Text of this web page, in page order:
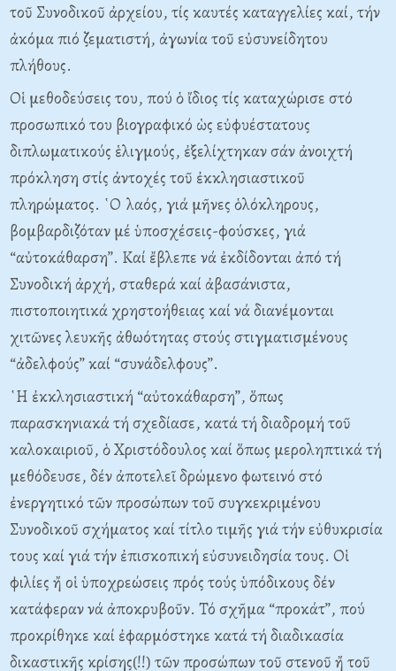
τοῦ Συνοδικοῦ ἀρχείου, τίς καυτές καταγγελίες καί, τήν
ἀκόμα πιό ζεματιστή, ἀγωνία τοῦ εὐσυνείδητου
πλήθους.
Οἱ μεθοδεύσεις του, πού ὁ ἴδιος τίς καταχώρισε στό
προσωπικό του βιογραφικό ὡς εὐφυέστατους
διπλωματικούς ἑλιγμούς, ἐξελίχτηκαν σάν ἀνοιχτή
πρόκληση στίς ἀντοχές τοῦ ἐκκλησιαστικοῦ
πληρώματος. ῾Ο λαός, γιά μῆνες ὁλόκληρους,
βομβαρδιζόταν μέ ὑποσχέσεις-φούσκες, γιά
“αὐτοκάθαρση”. Καί ἔβλεπε νά ἐκδίδονται ἀπό τή
Συνοδική ἀρχή, σταθερά καί ἀβασάνιστα,
πιστοποιητικά χρηστοήθειας καί νά διανέμονται
χιτῶνες λευκῆς ἀθωότητας στούς στιγματισμένους
“ἀδελφούς” καί “συνάδελφους”.
῾Η ἐκκλησιαστική “αὐτοκάθαρση”, ὅπως
παρασκηνιακά τή σχεδίασε, κατά τή διαδρομή τοῦ
καλοκαιριοῦ, ὁ Χριστόδουλος καί ὅπως μεροληπτικά τή
μεθόδευσε, δέν ἀποτελεῖ δρώμενο φωτεινό στό
ἐνεργητικό τῶν προσώπων τοῦ συγκεκριμένου
Συνοδικοῦ σχήματος καί τίτλο τιμῆς γιά τήν εὐθυκρισία
τους καί γιά τήν ἐπισκοπική εὐσυνειδησία τους. Οἱ
φιλίες ἤ οἱ ὑποχρεώσεις πρός τούς ὑπόδικους δέν
κατάφεραν νά ἀποκρυβοῦν. Τό σχῆμα “προκάτ”, πού
προκρίθηκε καί ἐφαρμόστηκε κατά τή διαδικασία
δικαστικῆς κρίσης(!!) τῶν προσώπων τοῦ στενοῦ ἤ τοῦ